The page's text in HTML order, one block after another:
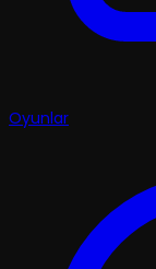
Oyunlar